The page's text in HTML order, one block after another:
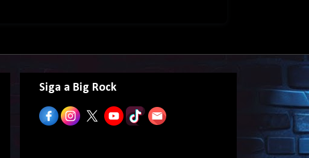
Siga a Big Rock